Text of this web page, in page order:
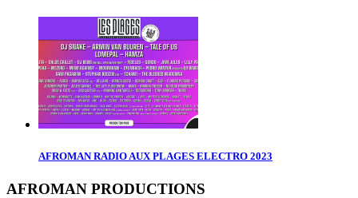
AFROMAN RADIO AUX PLAGES ELECTRO 2023
AFROMAN PRODUCTIONS